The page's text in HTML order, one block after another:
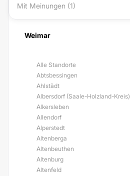
Mit Meinungen (1)
Weimar
Alle Standorte
Abtsbessingen
Ahlstädt
Albersdorf (Saale-Holzland-Kreis)
Alkersleben
Allendorf
Alperstedt
Altenberga
Altenbeuthen
Altenburg
Altenfeld